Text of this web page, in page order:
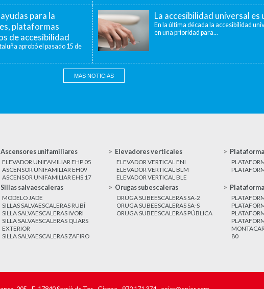
para la
plataformas
de accesibilidad
aprobó el pasado 15 de
La accesibilidad universal es
En la última década la accesibilidad
en una prioridad para...
MAS NOTICIAS
Ascensores unifamiliares
ELEVADOR UNIFAMILIAR EHP 05
ASCENSOR UNIFAMILIAR EH09
ASCENSOR UNIFAMILIAR EHS 17
Elevadores verticales
ELEVADOR VERTICAL ENI
ELEVADOR VERTICAL BLM
ELEVADOR VERTICAL BLE
Sillas salvaescaleras
MODELO JADE
SILLAS SALVAESCALERAS RUBÍ
SILLA SALVAESCALERAS IVORI
SILLA SALVAESCALERAS QUARS
EXTERIOR
SILLA SALVAESCALERAS ZAFIRO
Orugas subescaleras
ORUGA SUBEESCALERAS SA-2
ORUGA SUBEESCALERAS SA-S
ORUGA SUBEESCALERAS PÚBLICA
80